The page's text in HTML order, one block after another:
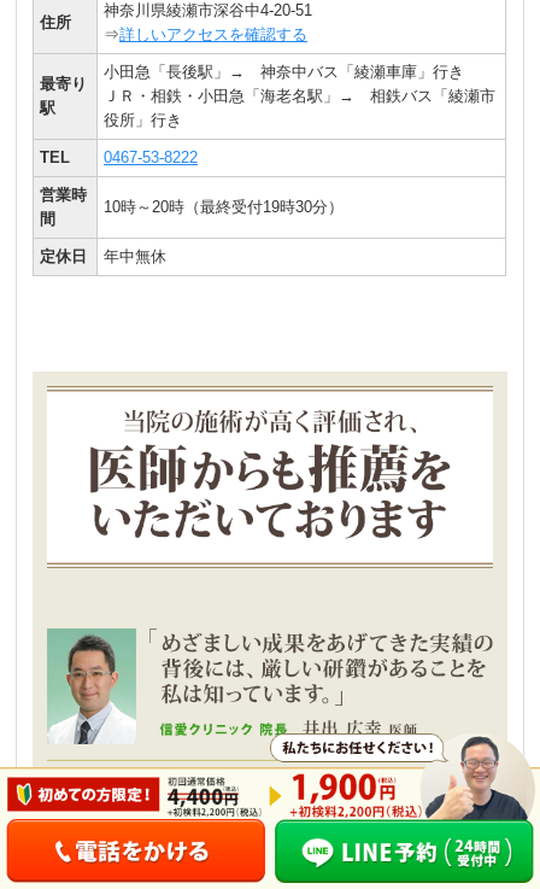
住所
神奈川県綾瀬市深谷中4-20-51
⇒詳しいアクセスを確認する
最寄り
駅
小田急「長後駅」→ 神奈中バス「綾瀬車庫」行き
ＪＲ・相鉄・小田急「海老名駅」→ 相鉄バス「綾瀬市
役所」行き
TEL 0467-53-8222
営業時
間
10時～20時（最終受付19時30分）
定休日 年中無休